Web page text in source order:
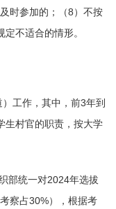
时参加的；（8）不按
不适合的情形。
工作，其中，前3年到
生村官的职责，按大学
部统一对2024年选拔
察占30%），根据考